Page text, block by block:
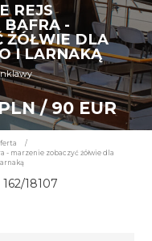
REJS
BAFRA -
ŻÓŁWIE DLA
I LARNAKĄ
/ 90 EUR
/
- marzenie zobaczyć żółwie dla
162/18107